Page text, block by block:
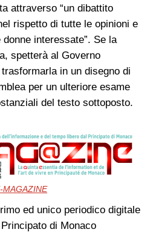
attraverso “un dibattito
rispetto di tutte le opinioni e
interessate”. Se la
spetterà al Governo
in un disegno di
per un ulteriore esame
del testo sottoposto.
MAGAZINE
ed unico periodico digitale
di Monaco